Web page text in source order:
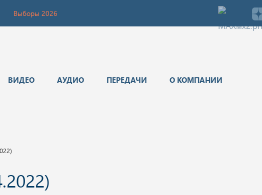
Выборы 2026
ВИДЕО АУДИО ПЕРЕДАЧИ О КОМПАНИИ